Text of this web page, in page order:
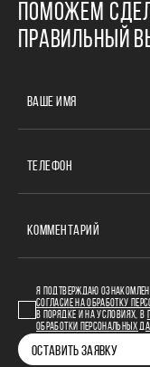
ПОМОЖЕМ
ПРАВИЛЬНЫЙ
ВАШЕ ИМЯ
ТЕЛЕФОН
КОММЕНТАРИЙ
Я ПОДТВЕРЖДАЮ
СОГЛАСИЕ НА ОБРАБОТКУ
В ПОРЯДКЕ И НА УСЛОВИЯХ, В
ОБРАБОТКИ ПЕРСОНАЛЬНЫХ
ОСТАВИТЬ ЗАЯВКУ